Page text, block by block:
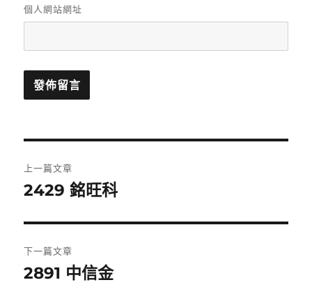
個人網站網址
章
覽
上一篇文章
上
篇
文
章:
2429 銘旺科
下一篇文章
下
2891 中信金